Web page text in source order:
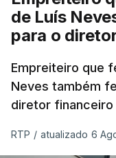
de Luís
para o
Empreiteiro que
Neves também
diretor financeiro
RTP / atualizado 6